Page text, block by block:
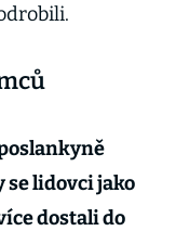
se lidovci jako
dostali do